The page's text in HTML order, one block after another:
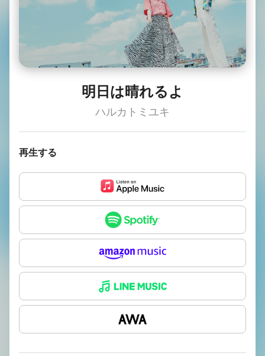
明日は晴れるよ
ハルカトミユキ
再生する